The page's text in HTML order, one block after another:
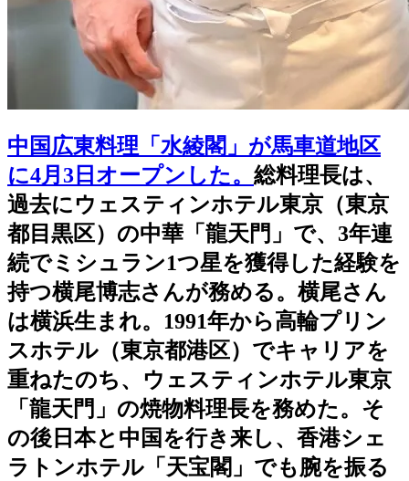
中国広東料理「水綾閣」が馬車道地区
に4月3日オープンした。 総料理長は、
過去にウェスティンホテル東京（東京
都目黒区）の中華「龍天門」で、3年連
続でミシュラン1つ星を獲得した経験を
持つ横尾博志さんが務める。横尾さん
は横浜生まれ。1991年から高輪プリン
スホテル（東京都港区）でキャリアを
重ねたのち、ウェスティンホテル東京
「龍天門」の焼物料理長を務めた。そ
の後日本と中国を行き来し、香港シェ
ラトンホテル「天宝閣」でも腕を振る